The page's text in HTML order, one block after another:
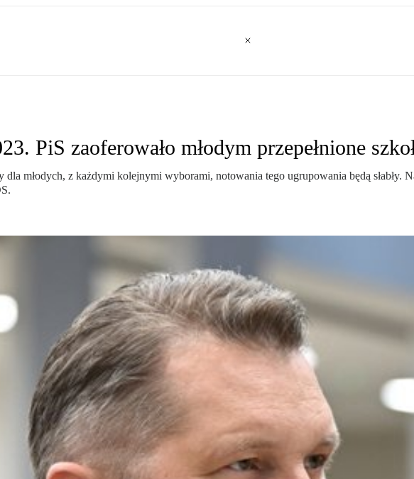
PiS zaoferowało młodym przepełnione
młodych, z każdymi kolejnymi wyborami, notowania tego ugrupowania będą słabły.